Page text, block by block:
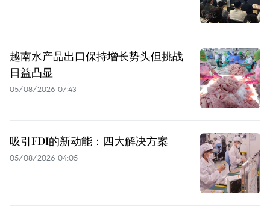
越南水产品出口保持增长势头但挑战
日益凸显
05/08/2026 07:43
吸引FDI的新动能：四大解决方案
05/08/2026 04:05